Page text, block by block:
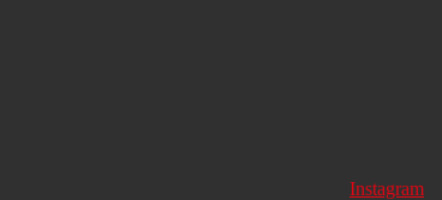
Instagram